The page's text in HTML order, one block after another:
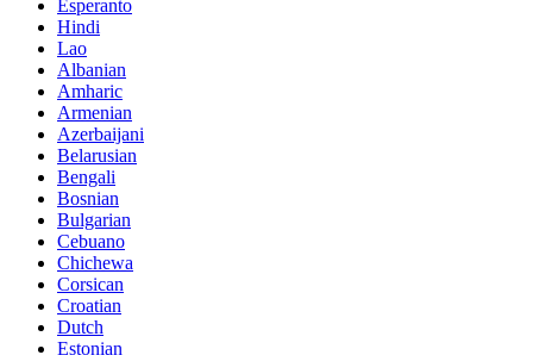
Esperanto
Hindi
Lao
Albanian
Amharic
Armenian
Azerbaijani
Belarusian
Bengali
Bosnian
Bulgarian
Cebuano
Chichewa
Corsican
Croatian
Dutch
Estonian